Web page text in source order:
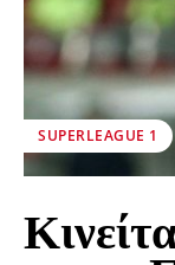
SUPERLEAGUE 1